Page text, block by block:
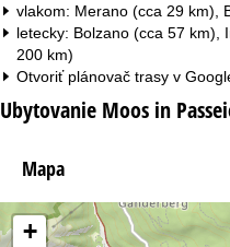
vlakom: Merano (cca 29 km),
letecky: Bolzano (cca 57 km),
200 km)
Otvoriť plánovač trasy v
Ubytovanie Moos in
Mapa
+